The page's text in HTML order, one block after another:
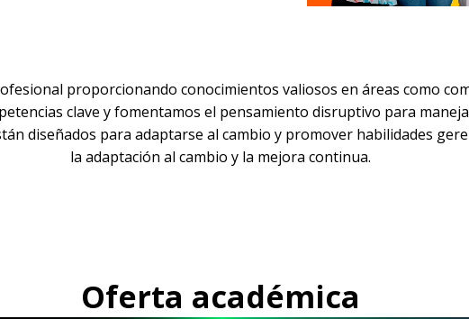
proporcionando conocimientos valiosos en áreas como
clave y fomentamos el pensamiento disruptivo para
diseñados para adaptarse al cambio y promover habilidades
la adaptación al cambio y la mejora continua.
Oferta académica